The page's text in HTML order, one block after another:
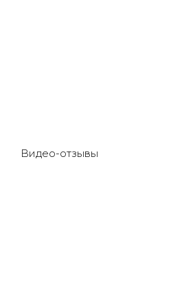
Видео-отзывы